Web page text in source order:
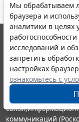
Мы обрабатываем
браузера и
аналитики в целях
исследований и
запретить
настройках
ознакомьтесь с
© ООО "НПП
выпускается с
являются
информации ГАРАНТ.
Портал ГАРАНТ.РУ
издания
коммуникаций